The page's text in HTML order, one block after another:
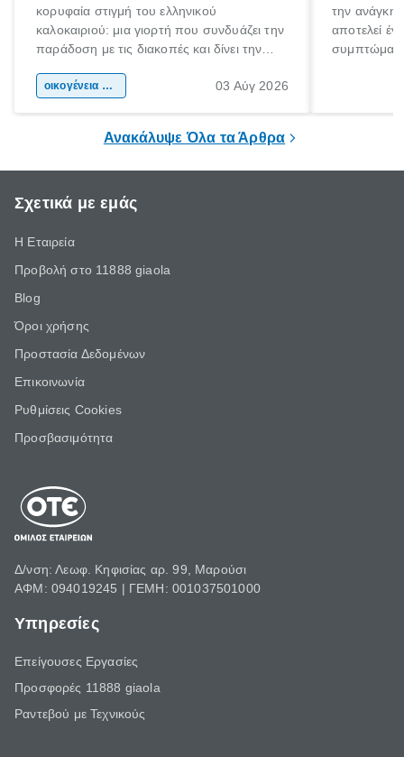
κορυφαία στιγμή του ελληνικού
καλοκαιριού: μια γιορτή που συνδυάζει την
παράδοση με τις διακοπές και δίνει την
χώρας. Είτε πρόκειται για λίγες μέρες
οικογένεια & παιδί 03 Αύγ 2026
την ανάγκη
αποτελεί
Ανακάλυψε Όλα τα Άρθρα
Σχετικά με εμάς
Η Εταιρεία
Προβολή στο 11888 giaola
Blog
Όροι χρήσης
Προστασία Δεδομένων
Επικοινωνία
Ρυθμίσεις Cookies
Προσβασιμότητα
Δ/νση: Λεωφ. Κηφισίας αρ. 99, Μαρούσι
ΑΦΜ: 094019245 | ΓΕΜΗ: 001037501000
Υπηρεσίες
Επείγουσες Εργασίες
Προσφορές 11888 giaola
Ραντεβού με Τεχνικούς